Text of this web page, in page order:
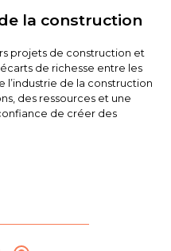
la construction
projets de construction et
de richesse entre les
l’industrie de la construction
des ressources et une
de créer des